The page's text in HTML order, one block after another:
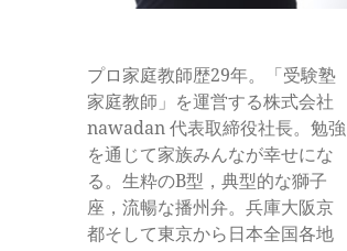
プロ家庭教師歴29年。「受験塾
家庭教師」を運営する株式会社
nawadan 代表取締役社長。勉強
を通じて家族みんなが幸せにな
る。生粋のB型，典型的な獅子
座，流暢な播州弁。兵庫大阪京
都そして東京から日本全国各地